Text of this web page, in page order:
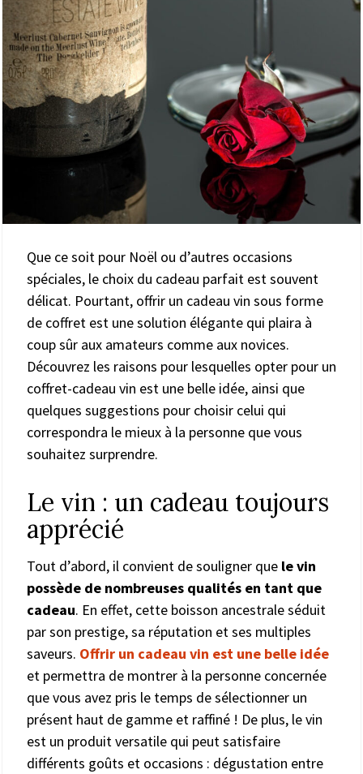
Que ce soit pour Noël ou d’autres occasions
spéciales, le choix du cadeau parfait est souvent
délicat. Pourtant, offrir un cadeau vin sous forme
de coffret est une solution élégante qui plaira à
coup sûr aux amateurs comme aux novices.
Découvrez les raisons pour lesquelles opter pour un
coffret-cadeau vin est une belle idée, ainsi que
quelques suggestions pour choisir celui qui
correspondra le mieux à la personne que vous
souhaitez surprendre.
Le vin : un cadeau toujours
apprécié
Tout d’abord, il convient de souligner que le vin
possède de nombreuses qualités en tant que
cadeau. En effet, cette boisson ancestrale séduit
par son prestige, sa réputation et ses multiples
saveurs. Offrir un cadeau vin est une belle idée
et permettra de montrer à la personne concernée
que vous avez pris le temps de sélectionner un
présent haut de gamme et raffiné ! De plus, le vin
est un produit versatile qui peut satisfaire
différents goûts et occasions : dégustation entre